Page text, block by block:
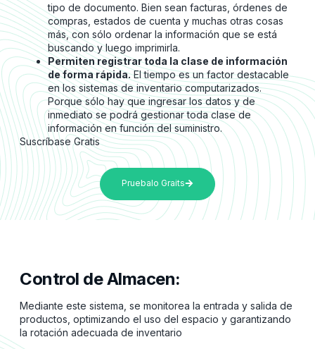
tipo de documento. Bien sean facturas, órdenes de
compras, estados de cuenta y muchas otras cosas
más, con sólo ordenar la información que se está
buscando y luego imprimirla.
Permiten registrar toda la clase de información
de forma rápida.El tiempo es un factor destacable
en los sistemas de inventario computarizados.
Porque sólo hay que ingresar los datos y de
inmediato se podrá gestionar toda clase de
información en función del suministro.
Suscríbase Gratis
Pruebalo Graits
Control de Almacen:
Mediante este sistema, se monitorea la entrada y salida de
productos, optimizando el uso del espacio y garantizando
la rotación adecuada de inventario